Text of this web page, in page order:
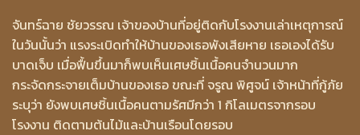
จันทร์ฉาย ชัยวรรณ เจ้าของบ้านที่อยู่ติดกับโรงงานเล่าเหตุการณ์
ในวันนั้นว่า แรงระเบิดทำให้บ้านของเธอพังเสียหาย เธอเองได้รับ
บาดเจ็บ เมื่อฟื้นขึ้นมาก็พบเห็นเศษชิ้นเนื้อคนจำนวนมาก
กระจัดกระจายเต็มบ้านของเธอ ขณะที่ จรูณ พิศูจน์ เจ้าหน้าที่กู้ภัย
ระบุว่า ยังพบเศษชิ้นเนื้อคนตามรัศมีกว่า 1 กิโลเมตรจากรอบ
โรงงาน ติดตามต้นไม้และบ้านเรือนโดยรอบ